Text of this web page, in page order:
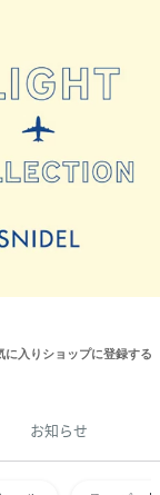
に入りショップに登録する
お知らせ